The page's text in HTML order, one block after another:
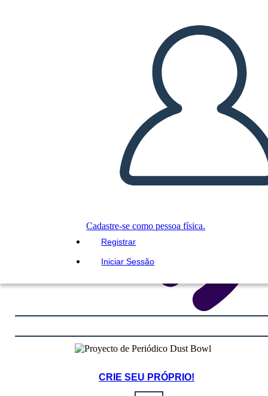
Cadastre-se como pessoa física.
Registrar
Iniciar Sessão
REPRODUZIR APRESENTAÇÃO DE SLIDES
LEIA PRA MIM
CRIE SEU PRÓPRIO!